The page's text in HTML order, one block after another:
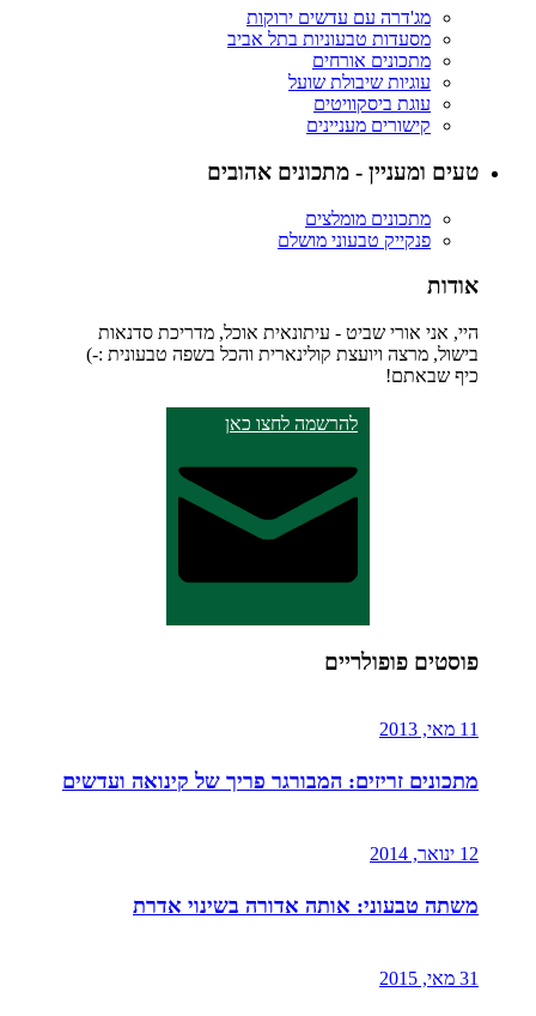
מג'דרה עם עדשים ירוקות
מסעדות טבעוניות בתל אביב
מתכונים אורחים
עוגיות שיבולת שועל
עוגת ביסקוויטים
קישורים מעניינים
טעים ומעניין - מתכונים אהובים
מתכונים מומלצים
פנקייק טבעוני מושלם
אודות
היי, אני אורי שביט - עיתונאית אוכל, מדריכת סדנאות
בישול, מרצה ויועצת קולינארית והכל בשפה טבעונית :-)
כיף שבאתם!
להרשמה לחצו כאן
פוסטים פופולריים
11 מאי, 2013
מתכונים זריזים: המבורגר פריך של קינואה ועדשים
12 ינואר, 2014
משתה טבעוני: אותה אדורה בשינוי אדרת
31 מאי, 2015